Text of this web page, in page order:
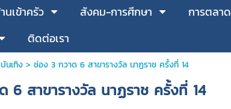
เข้าครัว สังคม-การศีกษา การตลาด
ติดต่อเรา
บันเทิง> ช่อง 3 กวาด 6 สาขารางวัล นาฏราช ครั้งที่ 14
6 สาขารางวัล นาฏราช ครั้งที่ 14